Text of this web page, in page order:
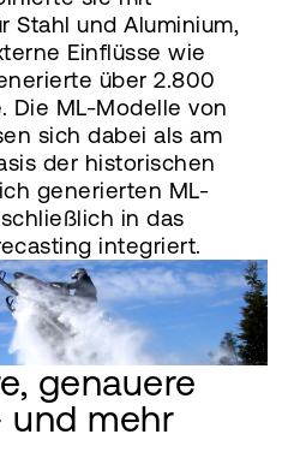
Stahl und Aluminium,
Einflüsse wie
über 2.800
Die ML-Modelle von
sich dabei als am
der historischen
generierten ML-
in das
integriert.
genauere
und mehr